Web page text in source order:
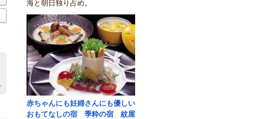
海と朝日独り占め。
赤ちゃんにも妊婦さんにも優しい
おもてなしの宿 季粋の宿 紋屋